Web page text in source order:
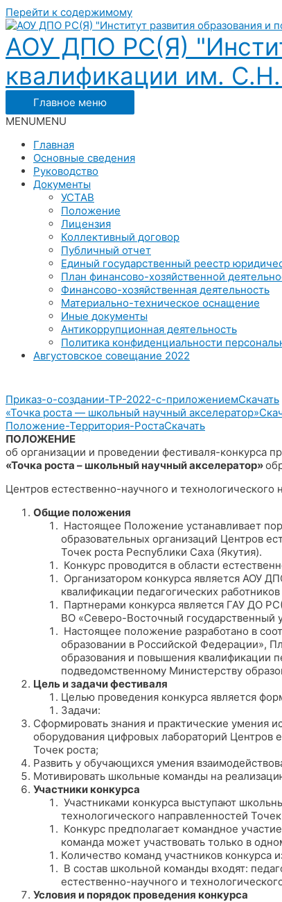
Перейти к содержимому
АОУ ДПО РС(Я)
квалификации им.
Главное меню
MENUMENU
Главная
Основные сведения
Руководство
Документы
УСТАВ
Положение
Лицензия
Коллективный договор
Публичный отчет
Единый государственный реестр
План финансово-хозяйственной
Финансово-хозяйственная деятельность
Материально-техническое оснащение
Иные документы
Антикоррупционная деятельность
Политика конфиденциальности
Августовское совещание 2022
Приказ-о-создании-ТР-2022-с-приложениемСкачать
«Точка роста — школьный научный акселератор»
Положение-Территория-РостаСкачать
ПОЛОЖЕНИЕ
об организации и проведении фестиваля-конкурса
«Точка роста – школьный научный акселератор»
Центров естественно-научного и
Общие положения
Настоящее Положение устанавливает
образовательных организаций Центров
Точек роста Республики Саха (Якутия).
Конкурс проводится в области
Организатором конкурса является АОУ
квалификации педагогических
Партнерами конкурса является ГАУ ДО
ВО «Северо-Восточный
Настоящее положение разработано в
образовании в Российской Федерации»,
образования и повышения квалификации
подведомственному Министерству
Цель и задачи фестиваля
Целью проведения конкурса является
Задачи:
Сформировать знания и практические умения
оборудования цифровых лабораторий Центров
Точек роста;
Развить у обучающихся умения
Мотивировать школьные команды на
Участники конкурса
Участниками конкурса выступают
технологического направленностей
Конкурс предполагает командное
команда может участвовать только в
Количество команд участников конкурса
В состав школьной команды входят:
естественно-научного и
Условия и порядок проведения конкурса